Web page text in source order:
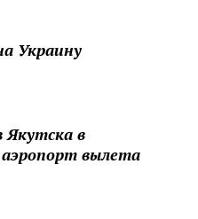
Украину
в
аэропорт вылета